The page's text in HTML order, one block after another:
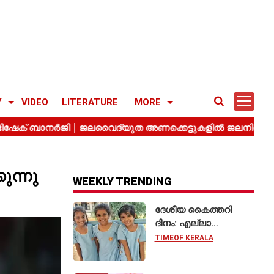
VIDEO LITERATURE MORE
WEEKLY TRENDING
ദേശീയ കൈത്തറി
ദിനം: എല്ലാ
വിദ്യാർഥികളും
TIMEOF KERALA